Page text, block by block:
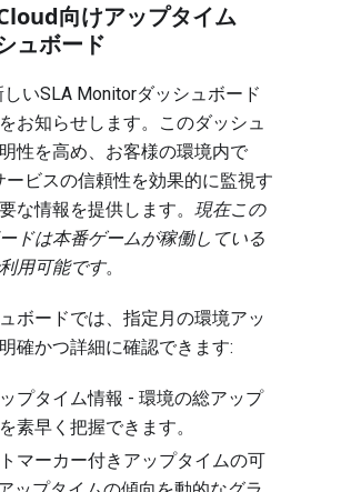
向けアップタイム
ュボード
しいSLA Monitorダッシュボード
お知らせします。このダッシュ
性を高め、お客様の環境内で
ービスの信頼性を効果的に監視す
な情報を提供します。 現在この
ドは本番ゲームが稼働している
用可能です。
ボードでは、指定月の環境アッ
確かつ詳細に確認できます:
プタイム情報 - 環境の総アップ
素早く把握できます。
マーカー付きアップタイムの可